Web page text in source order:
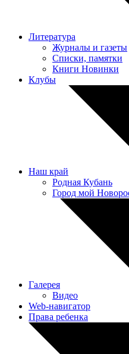
Литература
Журналы и газеты
Списки, памятки
Книги Новинки
Клубы
Наш край
Родная Кубань
Город мой
Галерея
Видео
Web-навигатор
Права ребенка